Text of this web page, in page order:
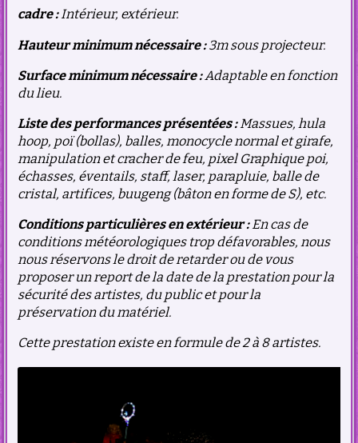
cadre :Intérieur, extérieur.
Hauteur minimum nécessaire :3m sous projecteur.
Surface minimum nécessaire :Adaptable en fonction
du lieu.
Liste des performances présentées :Massues, hula
hoop, poï (bollas), balles, monocycle normal et girafe,
manipulation et cracher de feu, pixel Graphique poi,
échasses, éventails, staff, laser, parapluie, balle de
cristal, artifices, buugeng (bâton en forme de S), etc.
Conditions particulières en extérieur :En cas de
conditions météorologiques trop défavorables, nous
nous réservons le droit de retarder ou de vous
proposer un report de la date de la prestation pour la
sécurité des artistes, du public et pour la
préservation du matériel.
Cette prestation existe en formule de 2 à 8 artistes.